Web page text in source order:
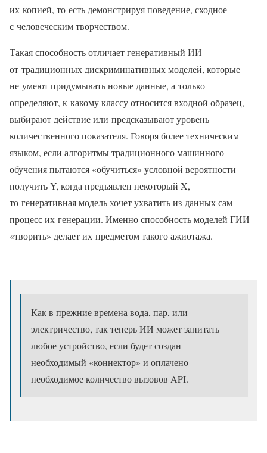
их копией, то есть демонстрируя поведение, сходное
с человеческим творчеством.
Такая способность отличает генеративный ИИ
от традиционных дискриминативных моделей, которые
не умеют придумывать новые данные, а только
определяют, к какому классу относится входной образец,
выбирают действие или предсказывают уровень
количественного показателя. Говоря более техническим
языком, если алгоритмы традиционного машинного
обучения пытаются «обучиться» условной вероятности
получить Y, когда предъявлен некоторый X,
то генеративная модель хочет ухватить из данных сам
процесс их генерации. Именно способность моделей ГИИ
«творить» делает их предметом такого ажиотажа.
Как в прежние времена вода, пар, или
электричество, так теперь ИИ может запитать
любое устройство, если будет создан
необходимый «коннектор» и оплачено
необходимое количество вызовов API.